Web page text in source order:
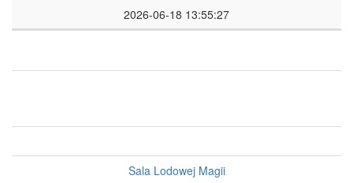
2026-06-18 13:55:27
Sala Lodowej Magii